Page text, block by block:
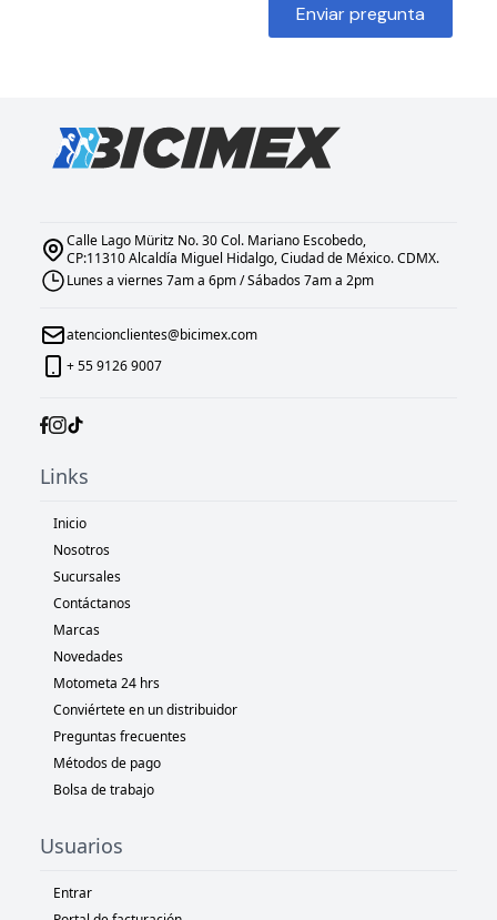
Enviar pregunta
Calle Lago Müritz No. 30 Col. Mariano Escobedo,
CP:11310 Alcaldía Miguel Hidalgo, Ciudad de México. CDMX.
Lunes a viernes 7am a 6pm / Sábados 7am a 2pm
atencionclientes@bicimex.com
+ 55 9126 9007
Links
Inicio
Nosotros
Sucursales
Contáctanos
Marcas
Novedades
Motometa 24 hrs
Conviértete en un distribuidor
Preguntas frecuentes
Métodos de pago
Bolsa de trabajo
Usuarios
Entrar